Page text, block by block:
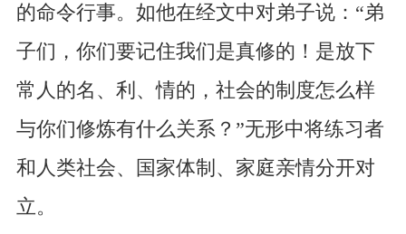
的命令行事。如他在经文中对弟子说：“弟
子们，你们要记住我们是真修的！是放下
常人的名、利、情的，社会的制度怎么样
与你们修炼有什么关系？”无形中将练习者
和人类社会、国家体制、家庭亲情分开对
立。